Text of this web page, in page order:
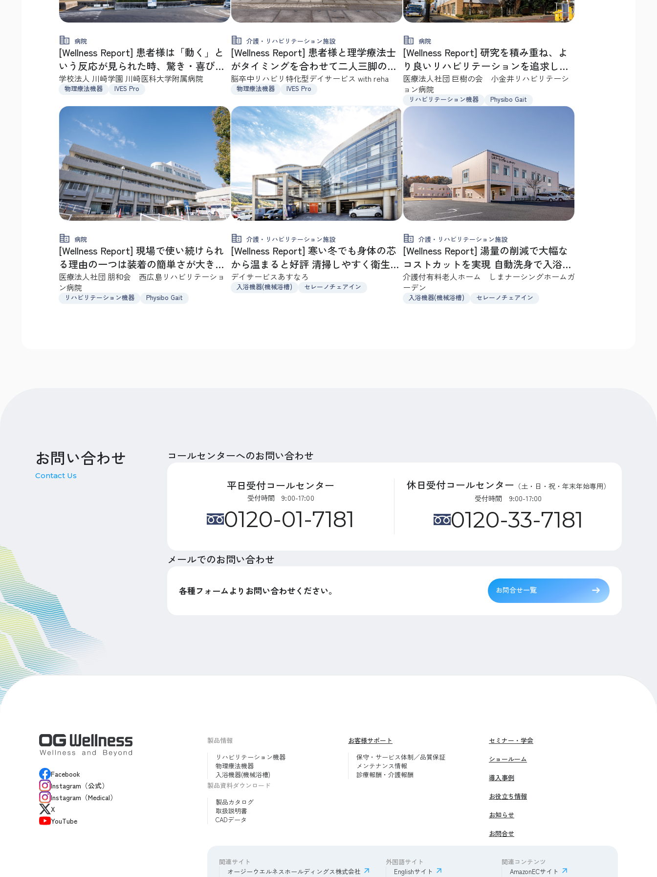
病院
[Wellness Report] 患者様は「動く」と
いう反応が見られた時、驚き・喜び・
希望のポジティブな反応を！
学校法人 川崎学園 川崎医科大学附属病院
物理療法機器 IVES Pro
介護・リハビリテーション施設
[Wellness Report] 患者様と理学療法士
がタイミングを合わせて二人三脚の実
践的な歩行練習をおこないます
脳卒中リハビリ特化型デイサービス with reha
物理療法機器 IVES Pro
病院
[Wellness Report] 研究を積み重ね、よ
り良いリハビリテーションを追求して
います
医療法人社団 巨樹の会 小金井リハビリテーシ
ョン病院
リハビリテーション機器 Physibo Gait
病院
[Wellness Report] 現場で使い続けられ
る理由の一つは装着の簡単さが大きい
ですね
医療法人社団 朋和会 西広島リハビリテーショ
ン病院
リハビリテーション機器 Physibo Gait
介護・リハビリテーション施設
[Wellness Report] 寒い冬でも身体の芯
から温まると好評 清掃しやすく衛生面
でも安心
デイサービスあすなろ
入浴機器(機械浴槽) セレーノチェアイン
介護・リハビリテーション施設
[Wellness Report] 湯量の削減で大幅な
コストカットを実現 自動洗身で入浴効
率もアップ
介護付有料老人ホーム しまナーシングホームガ
ーデン
入浴機器(機械浴槽) セレーノチェアイン
お問い合わせ
Contact Us
コールセンターへのお問い合わせ
平日受付コールセンター
受付時間 9:00-17:00
0120-01-7181
休日受付コールセンター （土・日・祝・年末年始専用）
受付時間 9:00-17:00
0120-33-7181
メールでのお問い合わせ
各種フォームよりお問い合わせください。 お問合せ一覧
Facebook
Instagram（公式）
Instagram（Medical）
X
YouTube
製品情報
リハビリテーション機器
物理療法機器
入浴機器(機械浴槽)
製品資料ダウンロード
製品カタログ
取扱説明書
CADデータ
お客様サポート
保守・サービス体制／品質保証
メンテナンス情報
診療報酬・介護報酬
セミナー・学会
ショールーム
導入事例
お役立ち情報
お知らせ
お問合せ
関連サイト
オージーウエルネスホールディングス株式会社
外国語サイト
Englishサイト
関連コンテンツ
AmazonECサイト